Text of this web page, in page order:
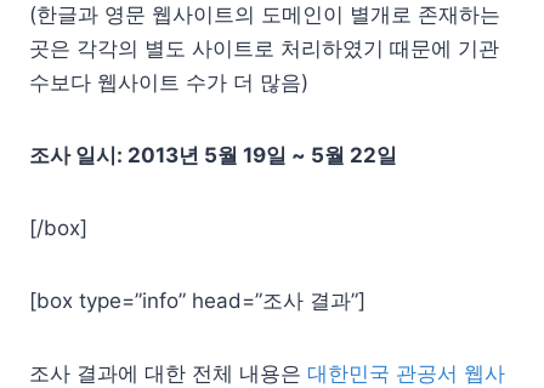
(한글과 영문 웹사이트의 도메인이 별개로 존재하는
곳은 각각의 별도 사이트로 처리하였기 때문에 기관
수보다 웹사이트 수가 더 많음)
조사 일시: 2013년 5월 19일 ~ 5월 22일
[/box]
[box type=”info” head=”조사 결과”]
조사 결과에 대한 전체 내용은 대한민국 관공서 웹사